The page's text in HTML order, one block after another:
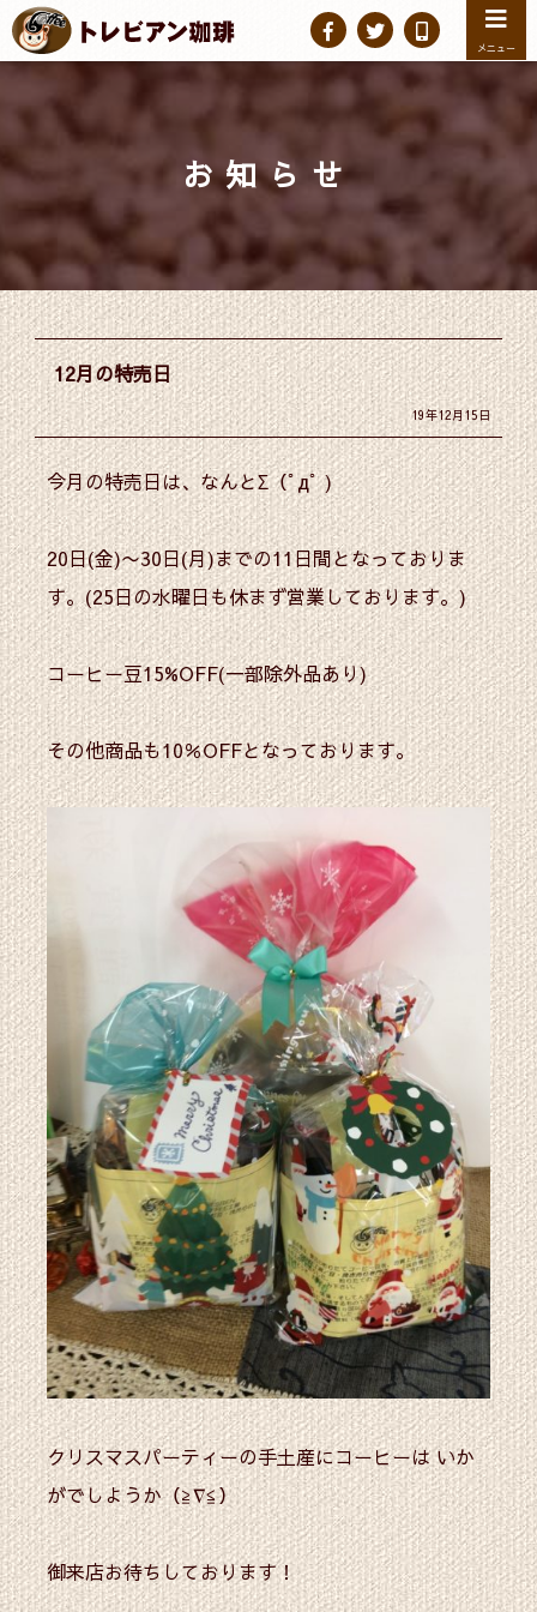
メニュー
お知らせ
12月の特売日
19年12月15日
今月の特売日は、なんとΣ（ﾟдﾟ )
20日(金)〜30日(月)までの11日間となっておりま
す。(25日の水曜日も休まず営業しております。)
コーヒー豆15%OFF(一部除外品あり)
その他商品も10％OFFとなっております。
クリスマスパーティーの手土産にコーヒーは いか
がでしようか（≧∇≦）
御来店お待ちしております！